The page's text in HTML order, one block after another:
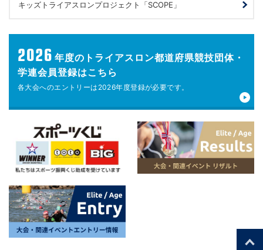
キッズトライアスロンプロジェクト「SCOPE」
2026 年度の トライアスロン都道府県競技団体・
学連会員登録はこちら
各大会へのエントリーは 2026年度登録が必要です。